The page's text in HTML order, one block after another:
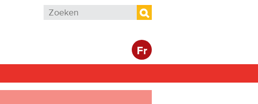
Zoekveld
Zoeken
Fr